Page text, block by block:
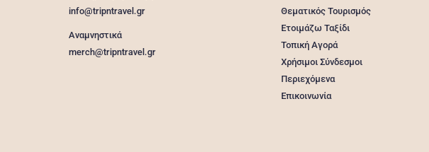
info@tripntravel.gr
Αναμνηστικά
merch@tripntravel.gr
Θεματικός Τουρισμός
Ετοιμάζω Ταξίδι
Τοπική Αγορά
Χρήσιμοι Σύνδεσμοι
Περιεχόμενα
Επικοινωνία